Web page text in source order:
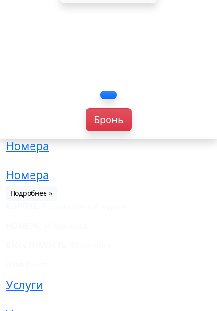
Бронь
Номера
Номера
Подробнее »
Услуги